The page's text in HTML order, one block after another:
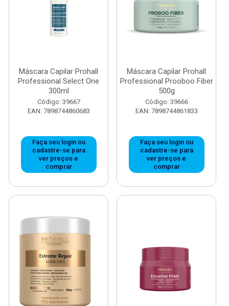
Máscara Capilar Prohall
Professional Select One
300ml
Código: 39667
EAN: 7898744860683
Faça seu login ou
cadastre-se para
ver preços e
comprar
Máscara Capilar Prohall
Professional Prooboo Fiber
500g
Código: 39666
EAN: 7898744861833
Faça seu login ou
cadastre-se para
ver preços e
comprar